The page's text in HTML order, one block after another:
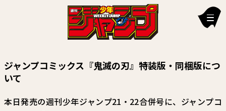
編集部からのお知らせ
お知らせ
ジャンプコミックス『鬼滅の刃』特装版・同梱版につ
いて
本日発売の週刊少年ジャンプ21・22合併号に、ジャンプコ